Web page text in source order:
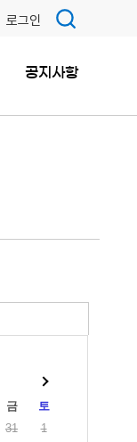
로그인
공지사항
금
토
31
1